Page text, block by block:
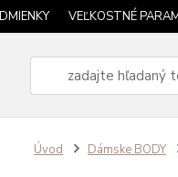
VEĽKOSTNÉ
Úvod Dámske BODY